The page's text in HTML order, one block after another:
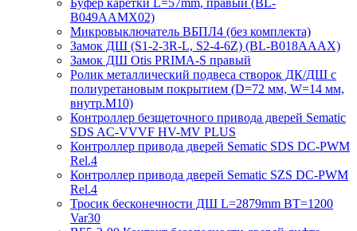
Буфер каретки L=57mm, правый (BL-
B049AAMX02)
Микровыключатель ВБПЛ4 (без комплекта)
Замок ДШ (S1-2-3R-L, S2-4-6Z) (BL-B018AAAX)
Замок ДШ Otis PRIMA-S правый
Ролик металлический подвеса створок ДК/ДШ с
полиуретановым покрытием (D=72 мм, W=14 мм,
внутр.М10)
Контроллер безщеточного привода дверей Sematiс
SDS AC-VVVF HV-MV PLUS
Контроллер привода дверей Sematic SDS DC-PWM
Rel.4
Контроллер привода дверей Sematic SZS DC-PWM
Rel.4
Тросик бесконечности ДШ L=2879mm BT=1200
Var30